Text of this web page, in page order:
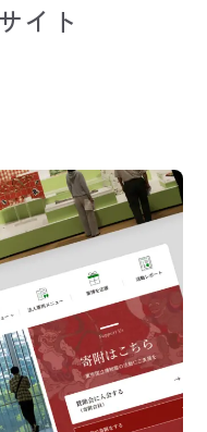
イト